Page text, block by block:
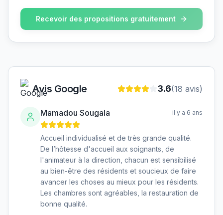
Recevoir des propositions gratuitement
Avis Google 3.6(18 avis)
Mamadou Sougala il y a 6 ans
Accueil individualisé et de très grande qualité.
De l’hôtesse d'accueil aux soignants, de
l'animateur à la direction, chacun est sensibilisé
au bien-être des résidents et soucieux de faire
avancer les choses au mieux pour les résidents.
Les chambres sont agréables, la restauration de
bonne qualité.